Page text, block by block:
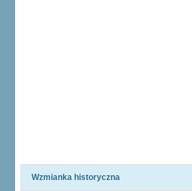
Wzmianka historyczna